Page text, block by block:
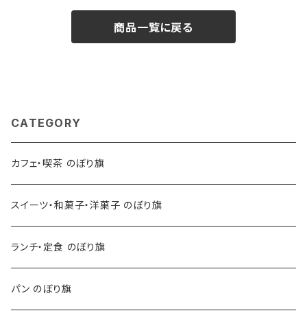
商品一覧に戻る
CATEGORY
カフェ・喫茶 のぼり旗
スイーツ・和菓子・洋菓子 のぼり旗
ランチ・定食 のぼり旗
パン のぼり旗